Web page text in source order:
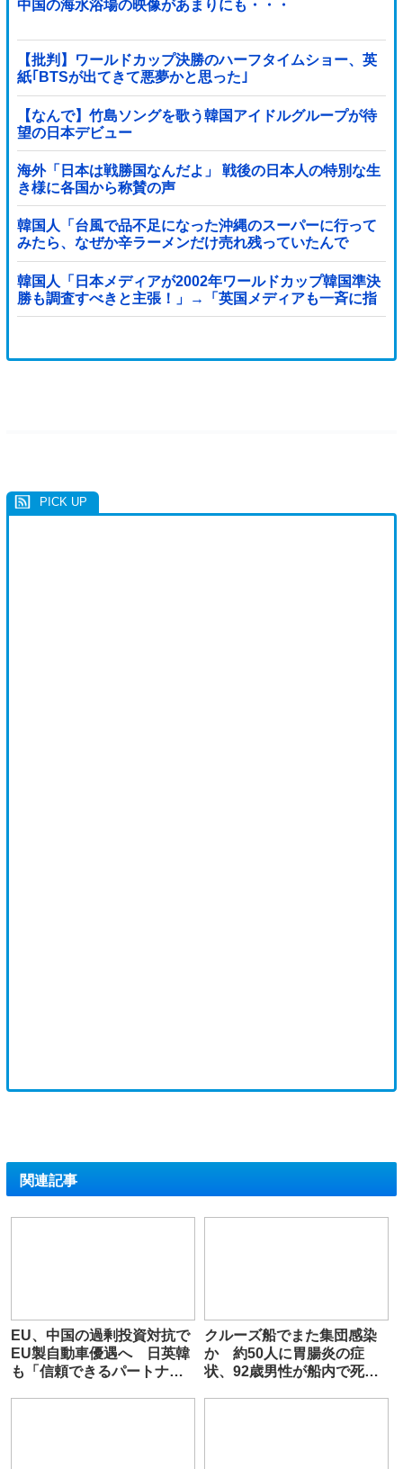
中国の海水浴場の映像があまりにも・・・
【批判】ワールドカップ決勝のハーフタイムショー、英
紙｢BTSが出てきて悪夢かと思った｣
【なんで】竹島ソングを歌う韓国アイドルグループが待
望の日本デビュー
海外「日本は戦勝国なんだよ」 戦後の日本人の特別な生
き様に各国から称賛の声
韓国人「台風で品不足になった沖縄のスーパーに行って
みたら、なぜか辛ラーメンだけ売れ残っていたんで
す…」
韓国人「日本メディアが2002年ワールドカップ韓国準決
勝も調査すべきと主張！」→「英国メディアも一斉に指
摘‥」
関連記事
EU、中国の過剰投資対抗で
EU製自動車優遇へ 日英韓
も「信頼できるパートナ
クルーズ船でまた集団感染
か 約50人に胃腸炎の症
状、92歳男性が船内で死